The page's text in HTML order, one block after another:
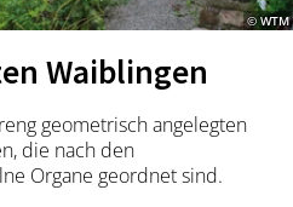
Radfahren
© WTM
Waiblingen
geometrisch angelegten
die nach den
Organe geordnet sind.